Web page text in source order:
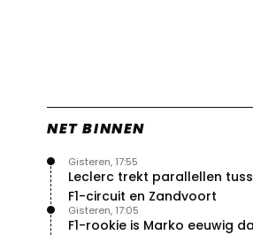
NET BINNEN
Leclerc trekt parallellen
F1-circuit en Zandvoort
Gisteren, 17:55
F1-rookie is Marko eeuwig
Gisteren, 17:05